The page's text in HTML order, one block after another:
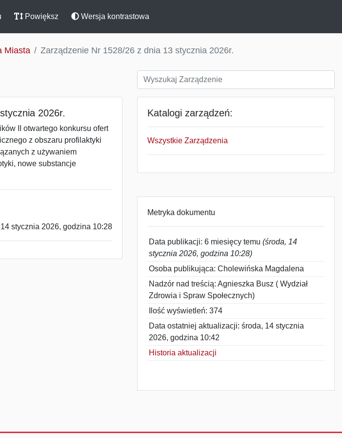
Powiększ Wersja kontrastowa
Miasta Zarządzenie Nr 1528/26 z dnia 13 stycznia 2026r.
2026r.
II otwartego konkursu ofert
z obszaru profilaktyki
z używaniem
nowe substancje
14 stycznia 2026, godzina 10:28
Katalogi zarządzeń:
Wszystkie Zarządzenia
Metryka dokumentu
Data publikacji: 6 miesięcy temu (środa, 14
stycznia 2026, godzina 10:28)
Osoba publikująca: Cholewińska Magdalena
Nadzór nad treścią: Agnieszka Busz ( Wydział
Zdrowia i Spraw Społecznych)
Ilość wyświetleń: 374
Data ostatniej aktualizacji: środa, 14 stycznia
2026, godzina 10:42
Historia aktualizacji